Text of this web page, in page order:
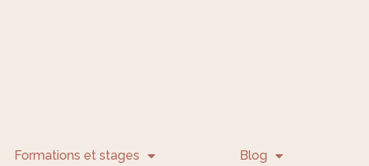
Formations et stages Blog